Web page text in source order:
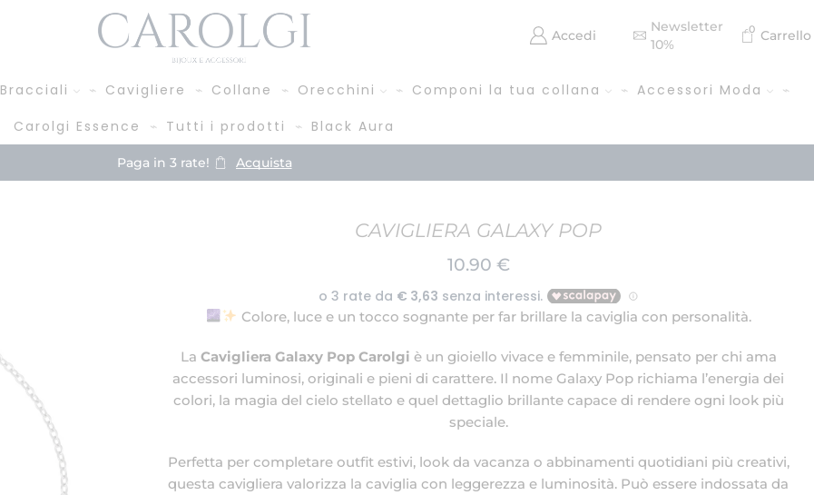
Accedi
Newsletter
10%
0 Carrello
Bracciali Cavigliere Collane Orecchini Componi la tua collana
Accessori Moda
Carolgi Essence
Tutti i prodotti Black Aura
Paga in 3 rate! Acquista
CAVIGLIERA GALAXY POP
10.90 €
Colore, luce e un tocco sognante per far brillare la caviglia con personalità.
La Cavigliera Galaxy Pop Carolgi è un gioiello vivace e femminile, pensato per chi ama
accessori luminosi, originali e pieni di carattere. Il nome Galaxy Pop richiama l’energia dei
colori, la magia del cielo stellato e quel dettaglio brillante capace di rendere ogni look più
speciale.
Perfetta per completare outfit estivi, look da vacanza o abbinamenti quotidiani più creativi,
questa cavigliera valorizza la caviglia con leggerezza e luminosità. Può essere indossata da